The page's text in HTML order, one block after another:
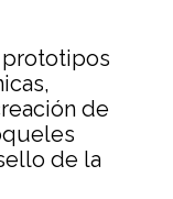
de
de la